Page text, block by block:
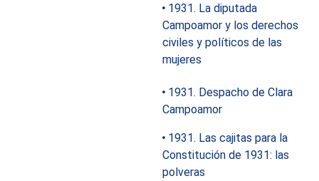
1931. La diputada
Campoamor y los derechos
civiles y políticos de las
mujeres
1931. Despacho de Clara
Campoamor
1931. Las cajitas para la
Constitución de 1931: las
polveras